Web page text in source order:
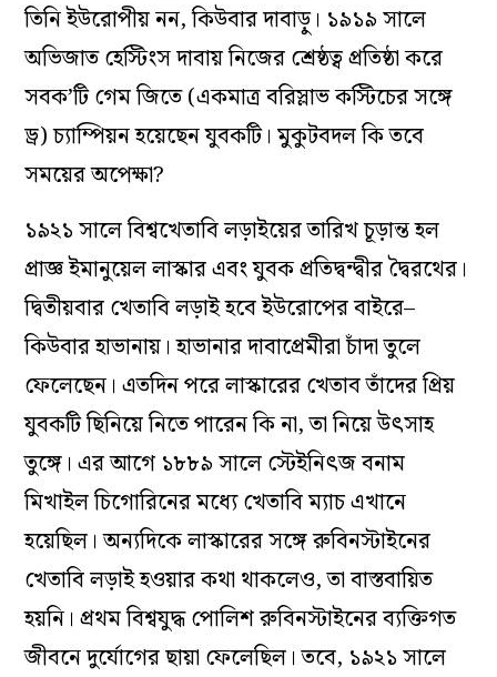
তিনি ইউরোপীয় নন, কিউবার দাবাড়ু। ১৯১৯ সালে
অভিজাত হেস্টিংস দাবায় নিজের শ্রেষ্ঠত্ব প্রতিষ্ঠা করে
সবক’টি গেম জিতে (একমাত্র বরিস্লাভ কস্টিচের সঙ্গে
ড্র) চ্যাম্পিয়ন হয়েছেন যুবকটি। মুকুটবদল কি তবে
সময়ের অপেক্ষা?
১৯২১ সালে বিশ্বখেতাবি লড়াইয়ের তারিখ চূড়ান্ত হল
প্রাজ্ঞ ইমানুয়েল লাস্কার এবং যুবক প্রতিদ্বন্দ্বীর দ্বৈরথের।
দ্বিতীয়বার খেতাবি লড়াই হবে ইউরোপের বাইরে–
কিউবার হাভানায়। হাভানার দাবাপ্রেমীরা চাঁদা তুলে
ফেলেছেন। এতদিন পরে লাস্কারের খেতাব তাঁদের প্রিয়
যুবকটি ছিনিয়ে নিতে পারেন কি না, তা নিয়ে উৎসাহ
তুঙ্গে। এর আগে ১৮৮৯ সালে স্টেইনিৎজ বনাম
মিখাইল চিগোরিনের মধ্যে খেতাবি ম্যাচ এখানে
হয়েছিল। অন্যদিকে লাস্কারের সঙ্গে রুবিনস্টাইনের
খেতাবি লড়াই হওয়ার কথা থাকলেও, তা বাস্তবায়িত
হয়নি। প্রথম বিশ্বযুদ্ধ পোলিশ রুবিনস্টাইনের ব্যক্তিগত
জীবনে দুর্যোগের ছায়া ফেলেছিল। তবে, ১৯২১ সালে